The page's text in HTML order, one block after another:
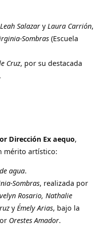
Leah Salazar yLaura Carrión,
Sombras (Escuela
Cruz, por su destacada
.
Dirección Ex aequo,
mérito artístico:
agua.
Sombras, realizada por
Rosario, Nathalie
yÉmely Arias, bajo la
Orestes Amador.